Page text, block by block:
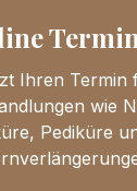
Termin
Ihren Termin
wie
Pediküre